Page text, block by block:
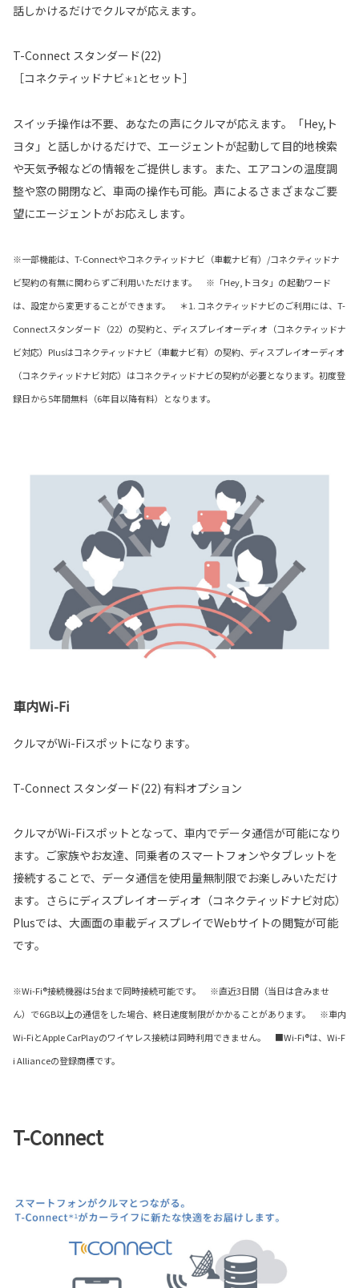
話しかけるだけでクルマが応えます。
T-Connect スタンダード(22)
［コネクティッドナビ＊1 とセット］
スイッチ操作は不要、あなたの声にクルマが応えます。「Hey,ト
ヨタ」と話しかけるだけで、エージェントが起動して目的地検索
や天気予報などの情報をご提供します。また、エアコンの温度調
整や窓の開閉など、車両の操作も可能。声によるさまざまなご要
望にエージェントがお応えします。
※一部機能は、T-Connectやコネクティッドナビ（車載ナビ有）/コネクティッドナ
ビ契約の有無に関わらずご利用いただけます。 ※「Hey,トヨタ」の起動ワード
は、設定から変更することができます。 ＊1. コネクティッドナビのご利用には、T-
Connectスタンダード（22）の契約と、ディスプレイオーディオ（コネクティッドナ
ビ対応）Plusはコネクティッドナビ（車載ナビ有）の契約、ディスプレイオーディオ
（コネクティッドナビ対応）はコネクティッドナビの契約が必要となります。初度登
録日から5年間無料（6年目以降有料）となります。
車内Wi-Fi
クルマがWi-Fiスポットになります。
T-Connect スタンダード(22) 有料オプション
クルマがWi-Fiスポットとなって、車内でデータ通信が可能になり
ます。ご家族やお友達、同乗者のスマートフォンやタブレットを
接続することで、データ通信を使用量無制限でお楽しみいただけ
ます。さらにディスプレイオーディオ（コネクティッドナビ対応）
Plusでは、大画面の車載ディスプレイでWebサイトの閲覧が可能
です。
※Wi-Fi®接続機器は5台まで同時接続可能です。 ※直近3日間（当日は含みませ
ん）で6GB以上の通信をした場合、終日速度制限がかかることがあります。 ※車内
Wi-FiとApple CarPlayのワイヤレス接続は同時利用できません。 ■Wi-Fi®は、Wi-F
i Allianceの登録商標です。
T-Connect